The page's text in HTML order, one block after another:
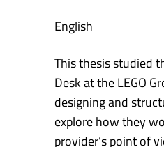
English
This thesis studied
Desk at the LEGO
designing and
explore how they
provider’s point of